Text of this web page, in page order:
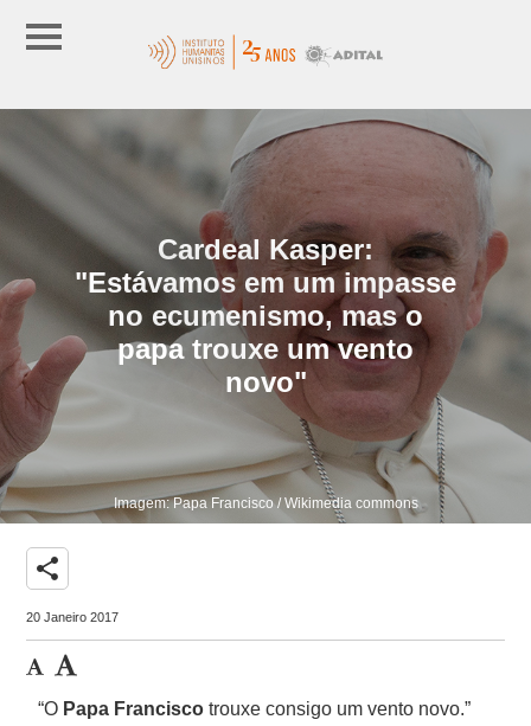
Cardeal Kasper:
"Estávamos em um impasse
no ecumenismo, mas o
papa trouxe um vento
novo"
Imagem: Papa Francisco / Wikimedia commons
share
20 Janeiro 2017
“O Papa Francisco trouxe consigo um vento novo.”